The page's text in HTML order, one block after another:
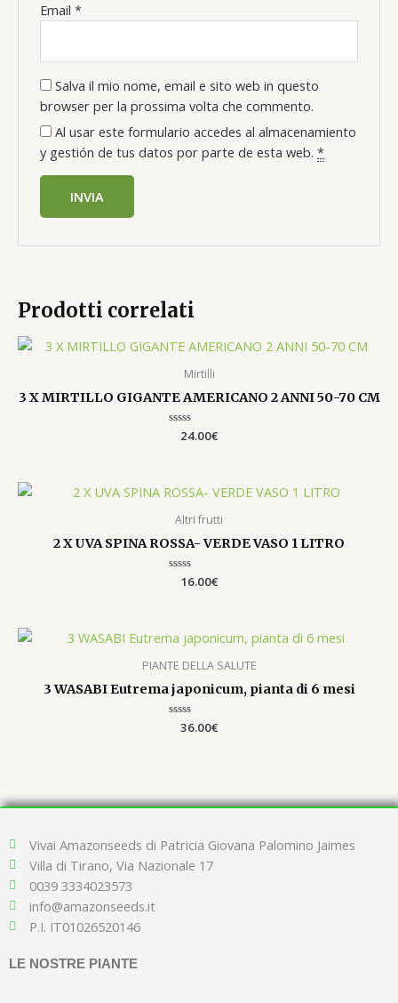
Email*
Salva il mio nome, email e sito web in questo
browser per la prossima volta che commento.
Al usar este formulario accedes al almacenamiento
y gestión de tus datos por parte de esta web.*
Prodotti correlati
Mirtilli
3 X MIRTILLO GIGANTE AMERICANO 2 ANNI 50-70 CM
Valutato
24.00€
Altri frutti
2 X UVA SPINA ROSSA- VERDE VASO 1 LITRO
Valutato
16.00€
PIANTE DELLA SALUTE
3 WASABI Eutrema japonicum, pianta di 6 mesi
Valutato
36.00€
Vivai Amazonseeds di Patricia Giovana Palomino Jaimes
Villa di Tirano, Via Nazionale 17
0039 3334023573
info@amazonseeds.it
P.I. IT01026520146
LE NOSTRE PIANTE